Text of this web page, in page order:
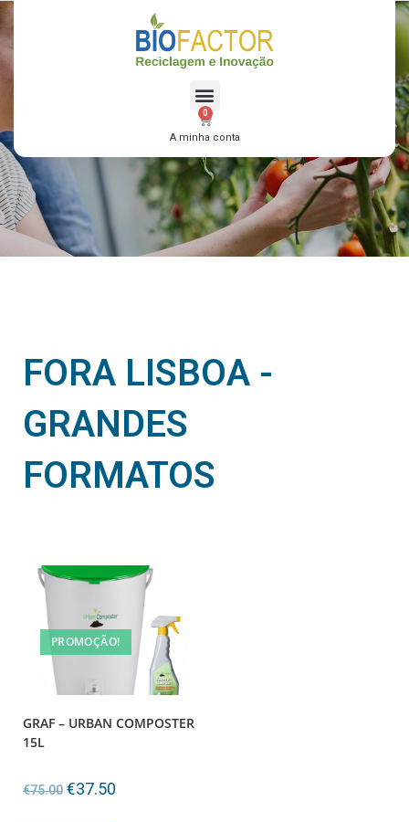
0
A minha conta
FORA LISBOA -
GRANDES
FORMATOS
PROMOÇÃO!
GRAF – URBAN COMPOSTER
15L
€75.00 €37.50